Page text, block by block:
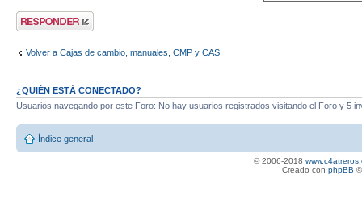
Publicar una
respuesta
Volver a Cajas de cambio, manuales, CMP y CAS
¿QUIÉN ESTÁ CONECTADO?
Usuarios navegando por este Foro: No hay usuarios registrados visitando el Foro y 5
Índice general
© 2006-2018
Creado con phpBB